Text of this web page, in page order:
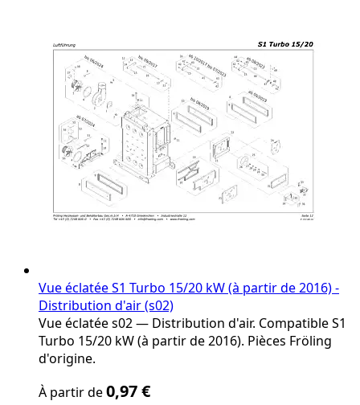
the
product
page
Vue éclatée S1 Turbo 15/20 kW (à partir de 2016) -
Distribution d'air (s02)
Vue éclatée s02 — Distribution d'air. Compatible S1
Turbo 15/20 kW (à partir de 2016). Pièces Fröling
d'origine.
price
À partir de0,97 €